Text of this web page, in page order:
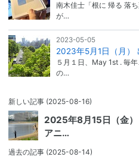
南木佳士「根に 帰る 落
が…
2023-05-05
2023年5月1日（月）
５月１日、May 1st . 毎
の…
新しい記事 (2025-08-16)
2025年8月15日（金
アニ…
過去の記事 (2025-08-14)